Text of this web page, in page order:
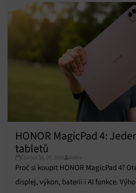
HONOR MagicPad 4:
tabletů
Čtvrtek 16. 07. 2026 Adéla
Proč si koupit HONOR MagicPad 4?
displej, výkon, baterii i AI funkce.